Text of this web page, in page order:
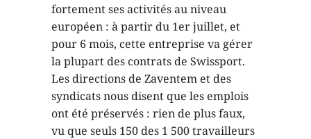
fortement ses activités au niveau
européen : à partir du 1er juillet, et
pour 6 mois, cette entreprise va gérer
la plupart des contrats de Swissport.
Les directions de Zaventem et des
syndicats nous disent que les emplois
ont été préservés : rien de plus faux,
vu que seuls 150 des 1 500 travailleurs